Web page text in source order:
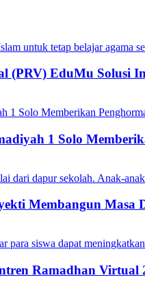
(PRV) EduMu Solusi
1 Solo
Membangun Masa
Ramadhan Virtual